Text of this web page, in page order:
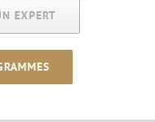
EXPERT